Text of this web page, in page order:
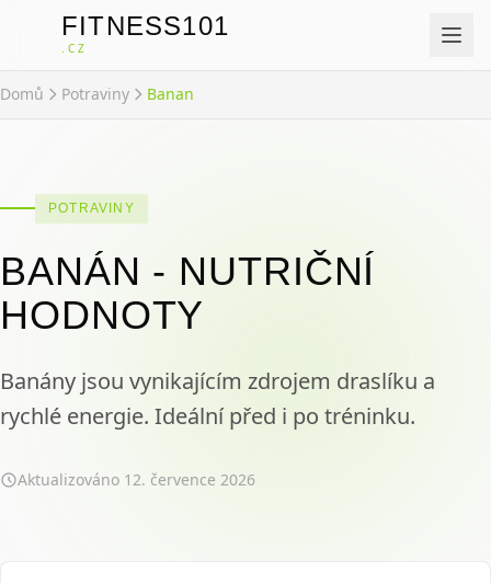
FITNESS101
.CZ
Domů Potraviny Banan
POTRAVINY
BANÁN - NUTRIČNÍ
HODNOTY
Banány jsou vynikajícím zdrojem draslíku a
rychlé energie. Ideální před i po tréninku.
Aktualizováno 12. července 2026